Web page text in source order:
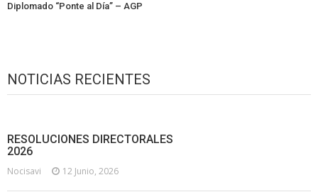
Diplomado “Ponte al Día” – AGP
NOTICIAS RECIENTES
RESOLUCIONES DIRECTORALES
2026
Nocisavi 12 Junio, 2026